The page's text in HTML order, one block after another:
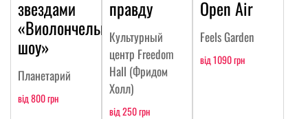
звездами
«Виолончельное
шоу»
Планетарий
від 800 грн
правду
Культурный
центр Freedom
Hall (Фридом
Холл)
від 250 грн
Open Air
Feels Garden
від 1090 грн